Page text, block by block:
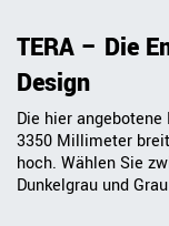
TERA – Die
Design
Die hier
3350 Millimeter
hoch. Wählen Sie
Dunkelgrau und